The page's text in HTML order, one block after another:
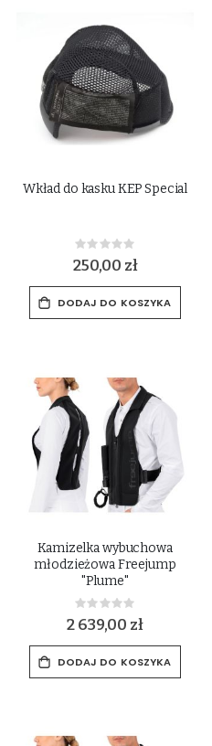
Wkład do kasku KEP Special
Rating:
0%
250,00 zł
DODAJ DO KOSZYKA
Kamizelka wybuchowa
młodzieżowa Freejump
"Plume"
Rating:
0%
2 639,00 zł
DODAJ DO KOSZYKA